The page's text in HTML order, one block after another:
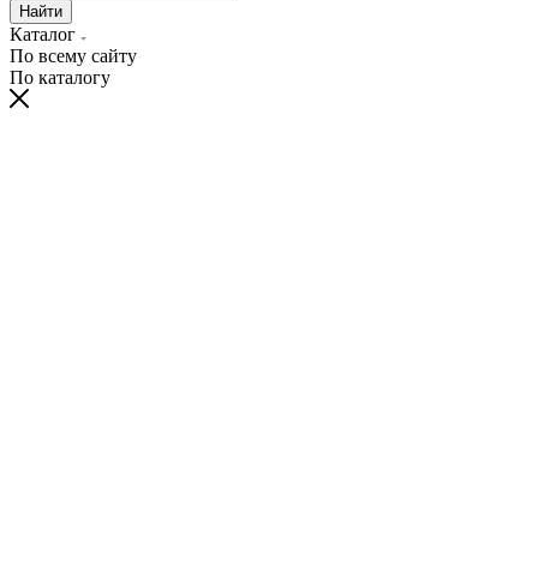
Найти
Каталог
По всему сайту
По каталогу